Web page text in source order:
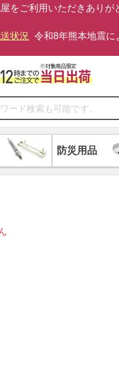
をご利用いただきあり
状況 令和8年熊本地震に
防災用品